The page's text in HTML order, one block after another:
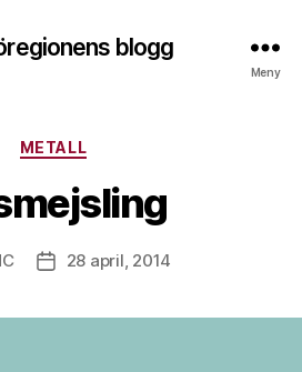
blogg
Meny
Kategorier
METALL
Inläggsdatum
28 april, 2014